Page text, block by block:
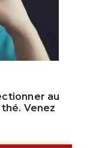
au
Venez